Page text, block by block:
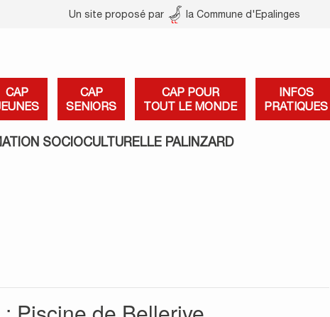
Un site proposé par la Commune d'Epalinges
CAP
CAP
SENIORS
CAP POUR
TOUT LE MONDE
INFOS
PRATIQUES
SOCIOCULTURELLE PALINZARD